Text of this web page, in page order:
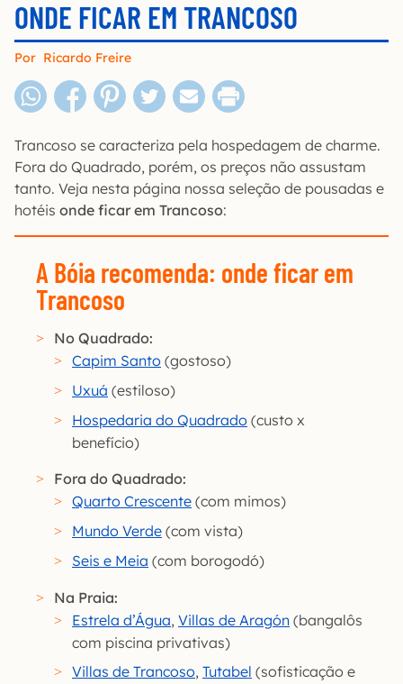
ONDE FICAR EM TRANCOSO
Por Ricardo Freire
Trancoso se caracteriza pela hospedagem de charme.
Fora do Quadrado, porém, os preços não assustam
tanto. Veja nesta página nossa seleção de pousadas e
hotéis onde ficar em Trancoso:
A Bóia recomenda: onde ficar em
Trancoso
No Quadrado:
Capim Santo (gostoso)
Uxuá (estiloso)
Hospedaria do Quadrado (custo x
benefício)
Fora do Quadrado:
Quarto Crescente (com mimos)
Mundo Verde (com vista)
Seis e Meia (com borogodó)
Na Praia:
Estrela d’Água, Villas de Aragón (bangalôs
com piscina privativas)
Villas de Trancoso, Tutabel (sofisticação e